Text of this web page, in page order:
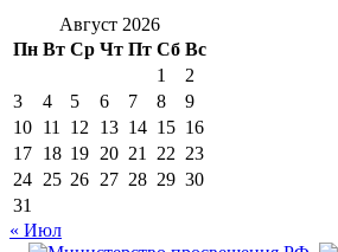
Август 2026
Пн Вт Ср Чт Пт Сб Вс
1
2
3
4 5 6 7 8
9
10 11 12 13 14 15 16
17 18 19 20 21 22 23
24 25 26 27 28 29 30
31
« Июл